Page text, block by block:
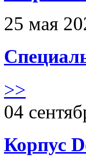
25 мая
>>
04
Корпус